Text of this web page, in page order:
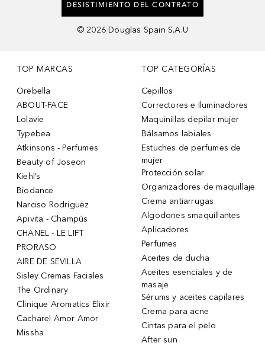
DESISTIMIENTO DEL CONTRATO
© 2026 Douglas Spain S.A.U
TOP MARCAS
Orebella
ABOUT-FACE
Lolavie
Typebea
Atkinsons - Perfumes
Beauty of Joseon
Kiehl’s
Biodance
Narciso Rodriguez
Apivita - Champús
CHANEL - LE LIFT
PRORASO
AIRE DE SEVILLA
Sisley Cremas Faciales
The Ordinary
Clinique Aromatics Elixir
Cacharel Amor Amor
Missha
TOP CATEGORÍAS
Cepillos
Correctores e Iluminadores
Maquinillas depilar mujer
Bálsamos labiales
Estuches de perfumes de
mujer
Protección solar
Organizadores de maquillaje
Crema antiarrugas
Algodones smaquillantes
Aplicadores
Perfumes
Aceites de ducha
Aceites esenciales y de
masaje
Sérums y aceites capilares
Crema para acne
Cintas para el pelo
After sun